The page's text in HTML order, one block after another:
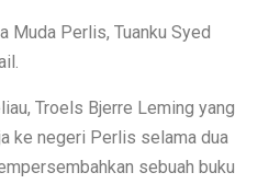
Muda Perlis, Tuanku Syed
Troels Bjerre Leming yang
ke negeri Perlis selama dua
sebuah buku